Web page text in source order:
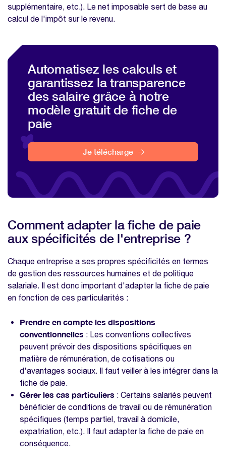
supplémentaire, etc.). Le net imposable sert de base au
calcul de l'impôt sur le revenu.
Automatisez les calculs et
garantissez la transparence
des salaire grâce à notre
modèle gratuit de fiche de
paie
Je télécharge
Comment adapter la fiche de paie
aux spécificités de l'entreprise ?
Chaque entreprise a ses propres spécificités en termes
de gestion des ressources humaines et de politique
salariale. Il est donc important d'adapter la fiche de paie
en fonction de ces particularités :
Prendre en compte les dispositions
conventionnelles : Les conventions collectives
peuvent prévoir des dispositions spécifiques en
matière de rémunération, de cotisations ou
d'avantages sociaux. Il faut veiller à les intégrer dans la
fiche de paie.
Gérer les cas particuliers : Certains salariés peuvent
bénéficier de conditions de travail ou de rémunération
spécifiques (temps partiel, travail à domicile,
expatriation, etc.). Il faut adapter la fiche de paie en
conséquence.